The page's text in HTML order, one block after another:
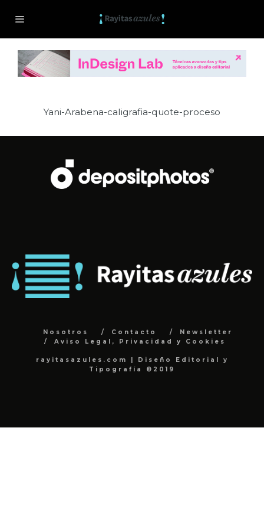
Yani-Arabena-caligrafia-quote-proceso
Nosotros Contacto
Newsletter
Aviso Legal, Privacidad y Cookies
rayitasazules.com | Diseño Editorial y
Tipografía ©2019